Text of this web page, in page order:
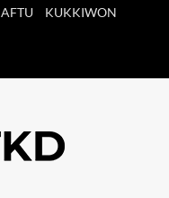
AFTU
KUKKIWON